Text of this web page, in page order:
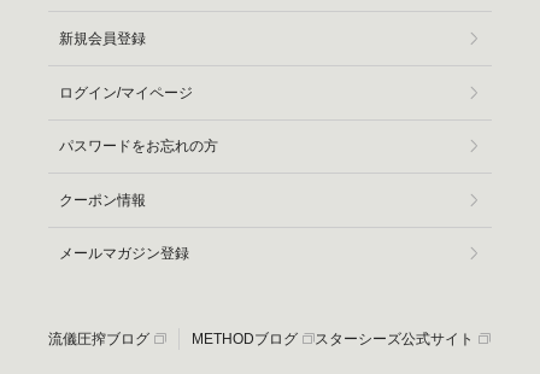
新規会員登録
ログイン/マイページ
パスワードをお忘れの方
クーポン情報
メールマガジン登録
流儀圧搾ブログ METHODブログ スターシーズ公式サイト